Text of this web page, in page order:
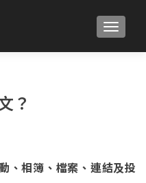
？
、相簿、檔案、連結及投